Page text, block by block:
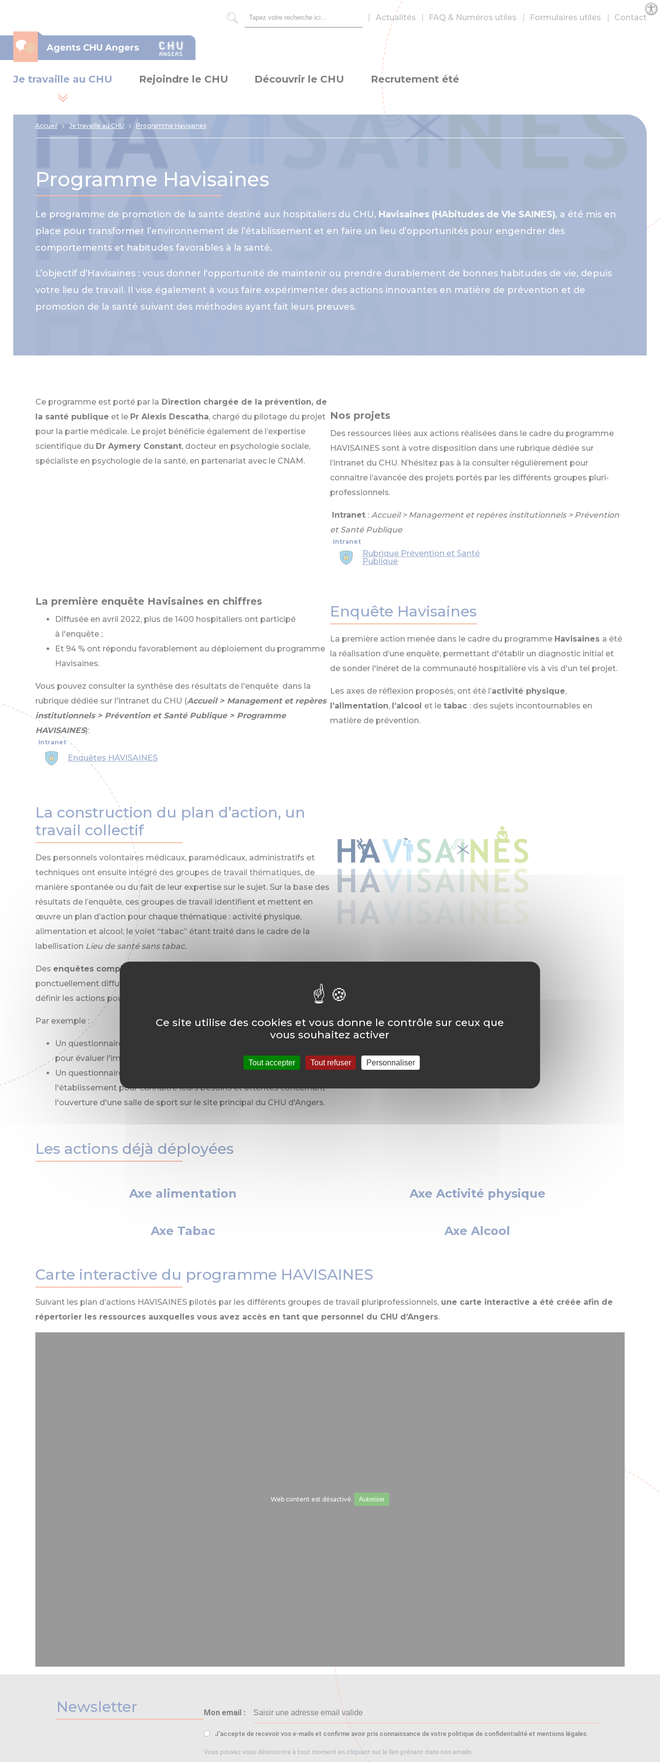
Agents CHU Angers
Rechercher
Actualités FAQ & Numéros utiles Formulaires utiles Contact
Je travaille au CHU Rejoindre le CHU Découvrir le CHU Recrutement été
Accueil Je travaille au CHU Programme Havisaines
Programme Havisaines
Le programme de promotion de la santé destiné aux hospitaliers du CHU, Havisaines (HAbitudes de VIe SAINES), a été mis en
place pour transformer l’environnement de l’établissement et en faire un lieu d’opportunités pour engendrer des
comportements et habitudes favorables à la santé.
L’objectif d’Havisaines : vous donner l'opportunité de maintenir ou prendre durablement de bonnes habitudes de vie, depuis
votre lieu de travail. Il vise également à vous faire expérimenter des actions innovantes en matière de prévention et de
promotion de la santé suivant des méthodes ayant fait leurs preuves.
Ce programme est porté par la Direction chargée de la prévention, de
la santé publique et le Pr Alexis Descatha, chargé du pilotage du projet
pour la partie médicale. Le projet bénéficie également de l’expertise
scientifique du Dr Aymery Constant, docteur en psychologie sociale,
spécialiste en psychologie de la santé, en partenariat avec le CNAM.
Nos projets
Des ressources liées aux actions réalisées dans le cadre du programme
HAVISAINES sont à votre disposition dans une rubrique dédiée sur
l’intranet du CHU. N’hésitez pas à la consulter régulièrement pour
connaitre l’avancée des projets portés par les différents groupes pluri-
professionnels.
Intranet : Accueil > Management et repères institutionnels > Prévention
et Santé Publique
Rubrique Prévention et Santé
Publique
La première enquête Havisaines en chiffres
Diffusée en avril 2022, plus de 1400 hospitaliers ont participé
à l'enquête ;
Et 94 % ont répondu favorablement au déploiement du programme
Havisaines.
Vous pouvez consulter la synthèse des résultats de l'enquête dans la
rubrique dédiée sur l'intranet du CHU (Accueil > Management et repères
institutionnels > Prévention et Santé Publique > Programme
HAVISAINES):
Enquêtes HAVISAINES
Enquête Havisaines
La première action menée dans le cadre du programme Havisaines a été
la réalisation d’une enquête, permettant d'établir un diagnostic initial et
de sonder l'inéret de la communauté hospitalière vis à vis d'un tel projet.
Les axes de réflexion proposés, ont été l’activité physique,
l’alimentation, l’alcool et le tabac : des sujets incontournables en
matière de prévention.
La construction du plan d’action, un
travail collectif
Des personnels volontaires médicaux, paramédicaux, administratifs et
techniques ont ensuite intégré des groupes de travail thématiques, de
manière spontanée ou du fait de leur expertise sur le sujet. Sur la base des
résultats de l’enquête, ces groupes de travail identifient et mettent en
œuvre un plan d’action pour chaque thématique : activité physique,
alimentation et alcool; le volet “tabac” étant traité dans le cadre de la
labellisation Lieu de santé sans tabac.
Des enquêtes complémentaires ciblées
ponctuellement diffusées pour évaluer les besoins, affiner les attentes et
définir les actions pour pallier ces problématiques.
Par exemple :
Un questionnaire auprès des personnels soignants travaillant la nuit
pour évaluer l'impact du travail de nuit sur leur alimentation ;
Un questionnaire auprès de l'ensemble des professionnels de
l'établissement pour connaître leurs besoins et attentes concernant
l'ouverture d'une salle de sport sur le site principal du CHU d'Angers.
Les actions déjà déployées
Axe alimentation Axe Activité physique
Axe Tabac Axe Alcool
Carte interactive du programme HAVISAINES
Suivant les plan d’actions HAVISAINES pilotés par les différents groupes de travail pluriprofessionnels, une carte interactive a été créée afin de
répertorier les ressources auxquelles vous avez accès en tant que personnel du CHU d’Angers.
Web content est désactivé. Autoriser
Newsletter Mon email :
J'accepte de recevoir vos e-mails et confirme avoir pris connaissance de votre politique de confidentialité et mentions légales.
Vous pouvez vous désinscrire à tout moment en cliquant sur le lien présent dans nos emails.
Ce site utilise des cookies et vous donne le contrôle sur ceux que
vous souhaitez activer
Tout accepter Tout refuser Personnaliser